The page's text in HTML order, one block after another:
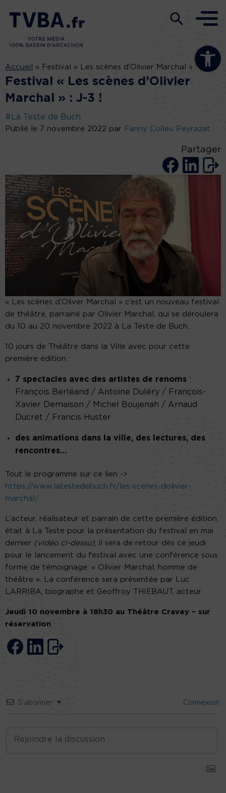
Ouvrir la
Accueil » Festival « Les scènes d’Olivier Marchal » : J-3 !
Festival « Les scènes d’Olivier
Marchal » : J-3 !
#La Teste de Buch
Publié le 7 novembre 2022 par Fanny Colleu Peyrazat
Partager
« Les scènes d’Oliver Marchal » c’est un nouveau festival
de théâtre, parrainé par Olivier Marchal, qui se déroulera
du 10 au 20 novembre 2022 à La Teste de Buch.
10 jours de Théâtre dans la Ville avec pour cette
première édition :
7 spectacles avec des artistes de renoms :
François Berléand / Antoine Duléry / François-
Xavier Demaison / Michel Boujenah / Arnaud
Ducret / Francis Huster
des animations dans la ville, des lectures, des
rencontres…
Tout le programme sur ce lien ->
https://www.latestedebuch.fr/les-scenes-dolivier-
marchal/
L’acteur, réalisateur et parrain de cette première édition
était à La Teste pour la présentation du festival en mai
dernier (vidéo ci-dessu) , il sera de retour dès ce jeudi
pour le lancement du festival avec une conférence sous
forme de témoignage: « Olivier Marchal, homme de
théâtre ». La conférence sera présentée par Luc
LARRIBA, biographe et Geoffroy THIEBAUT, acteur.
Jeudi 10 novembre à 18h30 au Théâtre Cravey – sur
réservation
S’abonner Connexion